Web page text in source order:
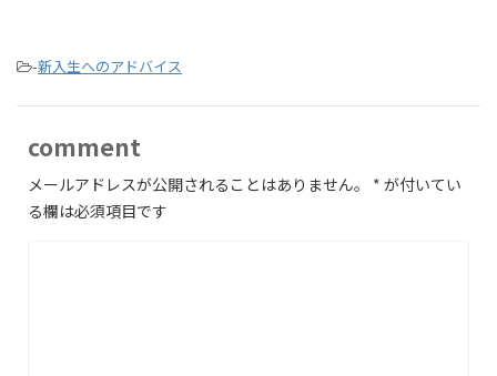
-新入生へのアドバイス
comment
メールアドレスが公開されることはありません。 * が付いてい
る欄は必須項目です